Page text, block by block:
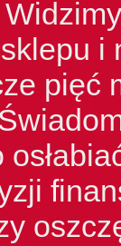
i
pięć